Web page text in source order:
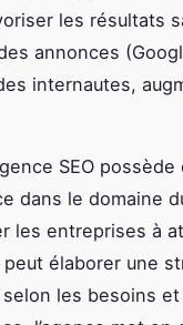
les résultats
annonces
internautes,
SEO
dans le domaine
les entreprises à
peut élaborer une
les besoins